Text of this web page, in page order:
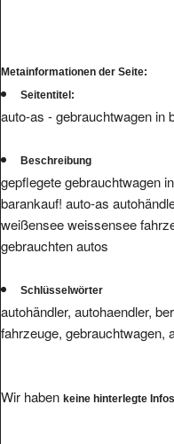
Metainformationen der Seite:
Seitentitel:
auto-as - gebrauchtwagen in
Beschreibung
gepflegete gebrauchtwagen
barankauf! auto-as
weißensee weissensee
gebrauchten autos
Schlüsselwörter
autohändler, autohaendler,
fahrzeuge, gebrauchtwagen,
Wir haben keine hinterlegte